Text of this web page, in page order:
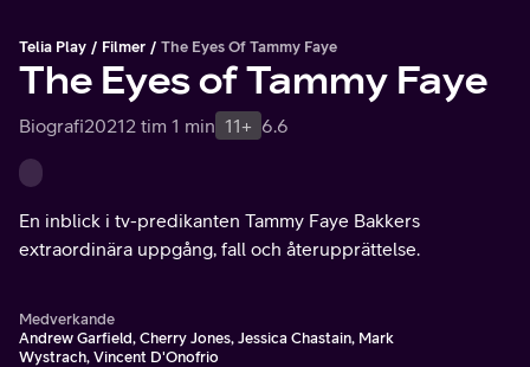
Telia Play Filmer The Eyes Of Tammy Faye
The Eyes of Tammy Faye
Biografi20212 tim 1 min 11+ 6.6
En inblick i tv-predikanten Tammy Faye Bakkers
extraordinära uppgång, fall och återupprättelse.
Medverkande
Andrew Garfield, Cherry Jones, Jessica Chastain, Mark
Wystrach, Vincent D'Onofrio